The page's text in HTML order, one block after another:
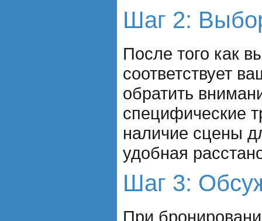
Шаг 2:
После того как
соответствует
обратить
специфические
наличие сцены
удобная
Шаг 3:
При